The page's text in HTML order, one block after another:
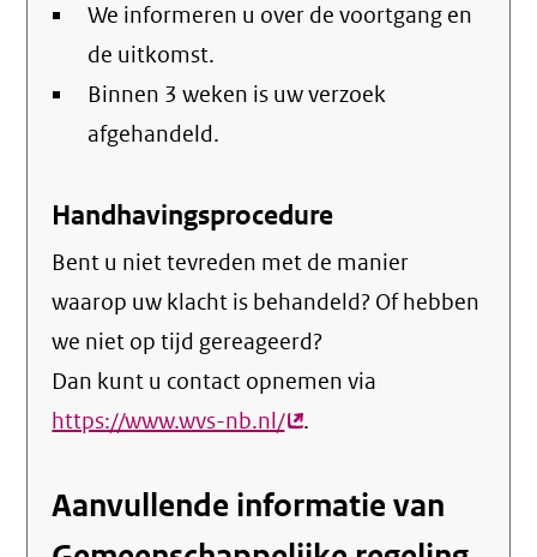
We informeren u over de voortgang en
de uitkomst.
Binnen 3 weken is uw verzoek
afgehandeld.
Handhavingsprocedure
Bent u niet tevreden met de manier
waarop uw klacht is behandeld? Of hebben
we niet op tijd gereageerd?
Dan kunt u contact opnemen via
https://www.wvs-nb.nl/(externe
.
Aanvullende informatie van